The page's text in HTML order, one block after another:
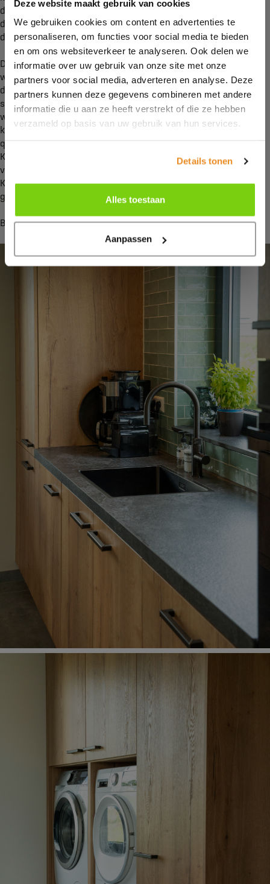
Deze website maakt gebruik van cookies
We gebruiken cookies om content en advertenties te
personaliseren, om functies voor social media te bieden
en om ons websiteverkeer te analyseren. Ook delen we
informatie over uw gebruik van onze site met onze
partners voor social media, adverteren en analyse. Deze
partners kunnen deze gegevens combineren met andere
informatie die u aan ze heeft verstrekt of die ze hebben
verzameld op basis van uw gebruik van hun services.
Details tonen
Alles toestaan
Aanpassen
douchecabine te voorzien van een schuifdeur in plaats van een
deur die naar buiten draait is dat opgelost. Claudia bedacht
deze oplossing.”
De tweede badkamer, waarvan Dirk, Ties en Jan gebruik maken,
wordt ook gekenmerkt door een inloopdouche en wastafel. In
deze ruimte zit verder ook een toilet. In beide badkamers is
speels omgegaan met de ruimte: ze ogen groter dan ze in
werkelijkheid zijn. ,,De gekozen materialen zijn van uitstekende
kwaliteit, met onder meer antisliptegels”, vertelt Martine. ,,Ook
qua montage was er niets op de dienstverlening van Kroon
Keukens en Badkamers aan te merken. Het verliep allemaal
vlekkeloos. We zijn kortom dan ook erg tevreden. Kroon
Keukens en Badkamers heeft vakwerk in drievoud bij ons
geleverd.”
Bekijk opdeze pagina meer foto's